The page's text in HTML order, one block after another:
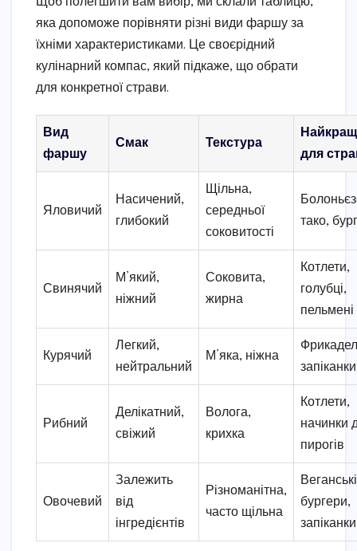
яка допоможе порівняти різні види фаршу за
їхніми характеристиками. Це своєрідний
кулінарний компас, який підкаже, що обрати
для конкретної страви.
Вид
фаршу
Смак Текстура
для
Яловичий
Насичений,
глибокий
Щільна,
середньої
соковитості
тако,
Свинячий
М’який,
ніжний
Соковита,
жирна
Котлети,
голубці,
пельмені
Курячий
Легкий,
нейтральний
М’яка, ніжна
запіканки
Рибний
Делікатний,
свіжий
Волога,
крихка
Котлети,
начинки
пирогів
Овочевий
Залежить
від
інгредієнтів
Різноманітна,
часто щільна
Веганські
бургери,
запіканки